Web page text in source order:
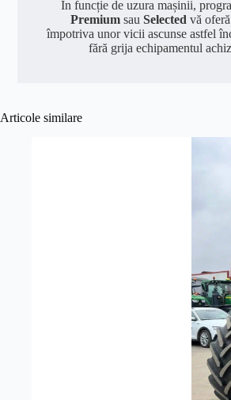
In funcție de uzura mașinii,
Premium sau Selected vă
împotriva unor vicii ascunse astfel
fără grija echipamentul
Articole similare